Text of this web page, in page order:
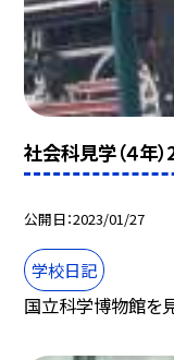
社会科見学（４年）
公開日 2023/01/27
学校日記
国立科学博物館を